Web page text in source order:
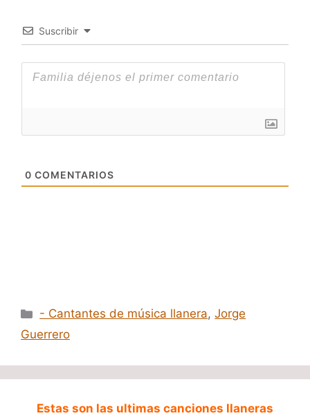
Suscribir
0 COMENTARIOS
Categorías
- Cantantes de música llanera,Jorge
Guerrero
Estas son las ultimas canciones llaneras